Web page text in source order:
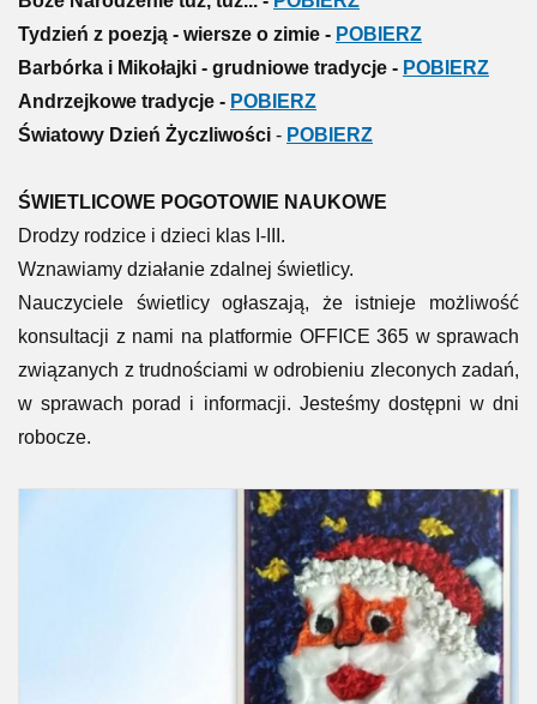
Tydzień z poezją - wiersze o zimie - POBIERZ
Barbórka i Mikołajki - grudniowe tradycje - POBIERZ
Andrzejkowe tradycje - POBIERZ
Światowy Dzień Życzliwości - POBIERZ
ŚWIETLICOWE POGOTOW IE NAUKOWE
Drodzy rodzice i dzieci klas I-III.
Wznawiamy działanie zdalnej świetlicy.
Nauczyciele świetlicy ogłaszają, że istnieje możliwość
konsultacji z nami na platformie OFFICE 365 w sprawach
związanych z trudnościami w odrobieniu zleconych zadań,
w sprawach porad i informacji. Jesteśmy dostępni w dni
robocze.